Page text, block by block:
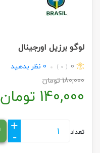
لوگو برزیل اورجینال
0
( 0 )
0 نظر بدهید
180,000تومان
140,000 تومان
تعداد
+
-